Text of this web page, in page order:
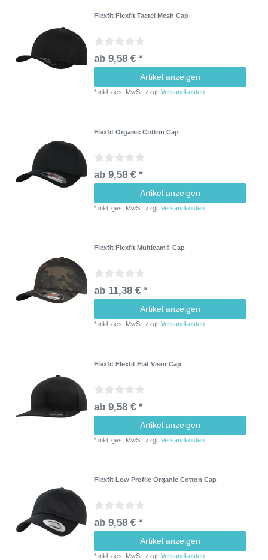
Flexfit Flexfit Tactel Mesh Cap
ab 9,58 € *
Artikel anzeigen
*inkl. ges. MwSt. zzgl.Versandkosten
Flexfit Organic Cotton Cap
ab 9,58 € *
Artikel anzeigen
*inkl. ges. MwSt. zzgl.Versandkosten
Flexfit Flexfit Multicam® Cap
ab 11,38 € *
Artikel anzeigen
*inkl. ges. MwSt. zzgl.Versandkosten
Flexfit Flexfit Flat Visor Cap
ab 9,58 € *
Artikel anzeigen
*inkl. ges. MwSt. zzgl.Versandkosten
Flexfit Low Profile Organic Cotton Cap
ab 9,58 € *
Artikel anzeigen
*inkl. ges. MwSt. zzgl.Versandkosten